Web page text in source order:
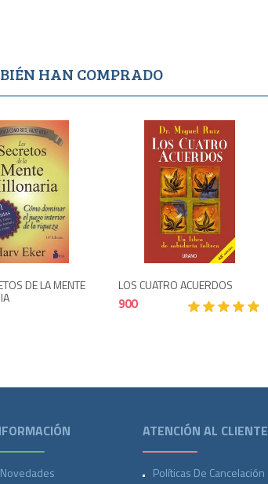
HAN COMPRADO
DE LA MENTE LOS CUATRO ACUERDOS
900
Agotado
Novedades
ATENCIÓN AL CLIENTE
Políticas De Cancelación